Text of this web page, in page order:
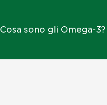
Cosa sono gli Omega-3?